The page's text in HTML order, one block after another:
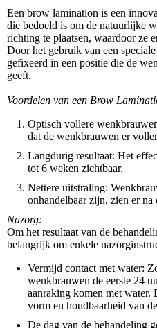
Een brow lamination is een
die bedoeld is om de natuurlijke
richting te plaatsen, waardoor ze
Door het gebruik van een
gefixeerd in een positie die de
geeft.
Voordelen van een Brow
Optisch vollere
dat de wenkbrauwen er
Langdurig resultaat: Het
tot 6 weken zichtbaar.
Nettere uitstraling:
onhandelbaar zijn, zien er
Nazorg:
Om het resultaat van de
belangrijk om enkele
Vermijd contact met water:
wenkbrauwen de eerste 24
aanraking komen met water.
vorm en houdbaarheid van
De dag van de behandeling